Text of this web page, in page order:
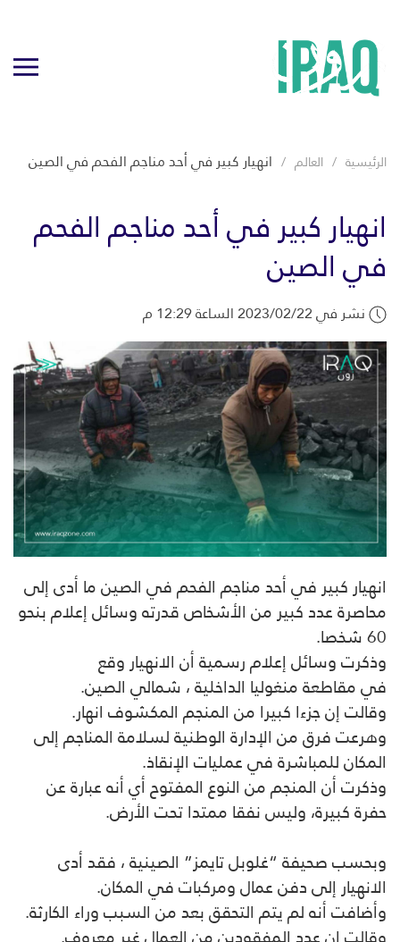
الرئيسية العالم انهيار كبير في أحد مناجم الفحم في الصين
انهيار كبير في أحد مناجم الفحم
في الصين
نشر في 2023/02/22 الساعة 12:29 م
انهيار كبير في أحد مناجم الفحم في الصين ما أدى إلى
محاصرة عدد كبير من الأشخاص قدرته وسائل إعلام بنحو
60 شخصا .
وذكرت وسائل إعلام رسمية أن الانهيار وقع
فيمقاطعة منغوليا الداخلية ، شمالي الصين.
وقالت إن جزءا كبيرا من المنجم المكشوف انهار.
وهرعت فرق من الإدارة الوطنية لسلامة المناجم إلى
المكان للمباشرة في عمليات الإنقاذ.
وذكرت أن المنجم من النوع المفتوح أي أنه عبارة عن
حفرة كبيرة، وليس نفقا ممتدا تحت الأرض.
وبحسب صحيفة “غلوبل تايمز” الصينية ، فقد أدى
الانهيار إلى دفن عمال ومركبات في المكان.
وأضافت أنه لم يتم التحقق بعد من السبب وراء الكارثة.